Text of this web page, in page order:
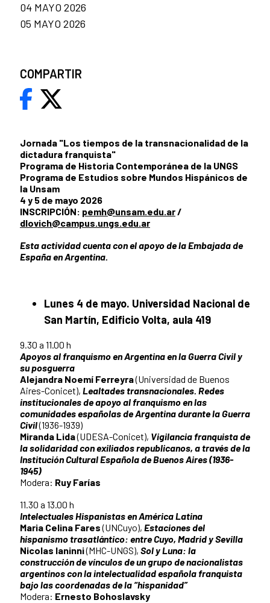
Jornada "Los tiempos de la transnacionalidad de la
dictadura franquista"
Programa de Historia Contemporánea de la UNGS
Programa de Estudios sobre Mundos Hispánicos de
la Unsam
4 y 5 de mayo 2026
INSCRIPCIÓN: pemh@unsam.edu.ar/
dlovich@campus.ungs.edu.ar
Esta actividad cuenta con el apoyo de la Embajada de
España en Argentina.
Lunes 4 de mayo. Universidad Nacional de
San Martín, Edificio Volta, aula 419
9.30 a 11.00 h
Apoyos al franquismo en Argentina en la Guerra Civil y
su posguerra
Alejandra Noemí Ferreyra(Universidad de Buenos
Aires-Conicet), Lealtades transnacionales. Redes
institucionales de apoyo al franquismo en las
comunidades españolas de Argentina durante la Guerra
Civil(1936-1939)
Miranda Lida(UDESA-Conicet), Vigilancia franquista de
la solidaridad con exiliados republicanos, a través de la
Institución Cultural Española de Buenos Aires (1936-
1945)
Modera: Ruy Farías
11.30 a 13.00 h
Intelectuales Hispanistas en América Latina
Maria Celina Fares(UNCuyo), Estaciones del
hispanismo trasatlántico: entre Cuyo, Madrid y Sevilla
Nicolas Ianinni(MHC-UNGS), Sol y Luna: la
construcción de vínculos de un grupo de nacionalistas
argentinos con la intelectualidad española franquista
bajo las coordenadas de la “hispanidad”
Modera: Ernesto Bohoslavsky
04 MAYO 2026
05 MAYO 2026
COMPARTIR